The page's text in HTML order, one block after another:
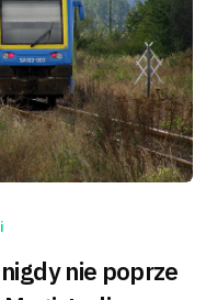
nigdy nie poprze